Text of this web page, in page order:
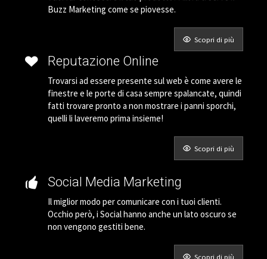
Buzz Marketing come se piovesse.
Scopri di più
Reputazione Online
Trovarsi ad essere presente sul web è come avere le
finestre e le porte di casa sempre spalancate, quindi
fatti trovare pronto a non mostrare i panni sporchi,
quelli li laveremo prima insieme!
Scopri di più
Social Media Marketing
Il miglior modo per comunicare con i tuoi clienti.
Occhio però, i Social hanno anche un lato oscuro se
non vengono gestiti bene.
Scopri di più